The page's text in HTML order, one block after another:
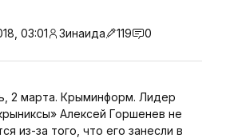
03:01 Зинаида 119 0
Алексей Горшенев не
из-за того, что его занесли в